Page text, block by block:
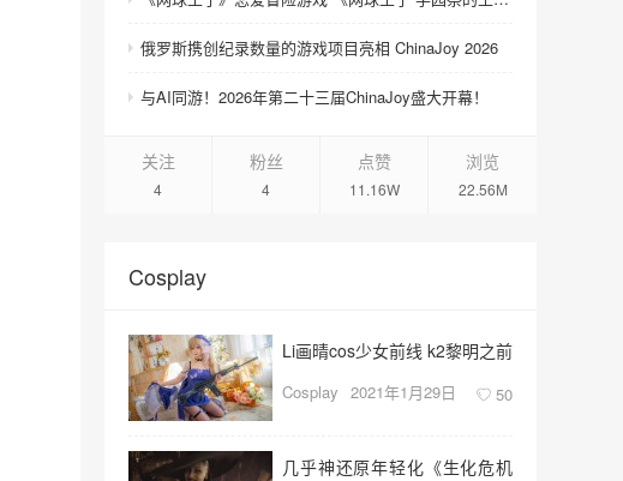
俄罗斯携创纪录数量的游戏项目亮相 ChinaJoy 2026
与AI同游！2026年第二十三届ChinaJoy盛大开幕！
关注
4
粉丝
4
点赞
11.16W
浏览
22.56M
Cosplay
Li画晴cos少女前线 k2黎明之前
Cosplay 2021年1月29日 50
几乎神还原年轻化《生化危机